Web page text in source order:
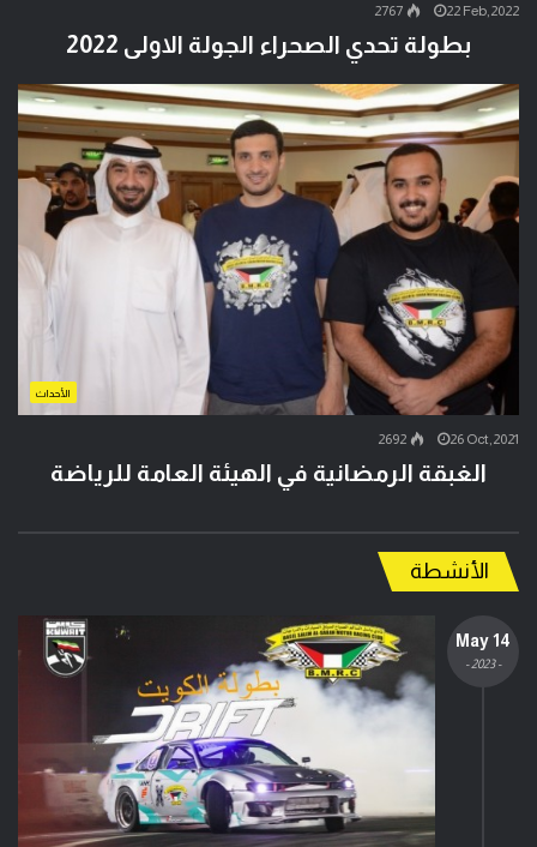
22 Feb,2022
2767
بطولة تحدي الصحراء الجولة الاولى 2022
الأحداث
26 Oct,2021
2692
الغبقة الرمضانية في الهيئة العامة للرياضة
الأنشطة
14 May
- 2023 -